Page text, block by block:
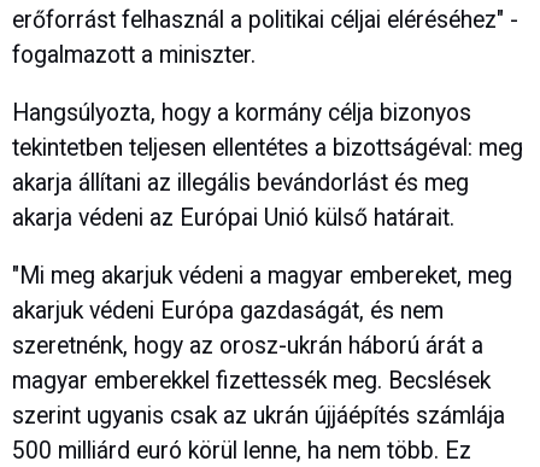
erőforrást felhasznál a politikai céljai eléréséhez" -
fogalmazott a miniszter.
Hangsúlyozta, hogy a kormány célja bizonyos
tekintetben teljesen ellentétes a bizottságéval: meg
akarja állítani az illegális bevándorlást és meg
akarja védeni az Európai Unió külső határait.
"Mi meg akarjuk védeni a magyar embereket, meg
akarjuk védeni Európa gazdaságát, és nem
szeretnénk, hogy az orosz-ukrán háború árát a
magyar emberekkel fizettessék meg. Becslések
szerint ugyanis csak az ukrán újjáépítés számlája
500 milliárd euró körül lenne, ha nem több. Ez